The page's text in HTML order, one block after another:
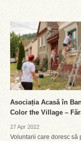
Asociația Acasă în
Color the Village –
27 Apr 2022
Voluntarii care doresc să